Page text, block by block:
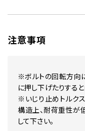
注意事項
※ボルトの回転方向
に押し下げたりする
※いじり止めトルク
構造上、耐荷重性が
して下さい。